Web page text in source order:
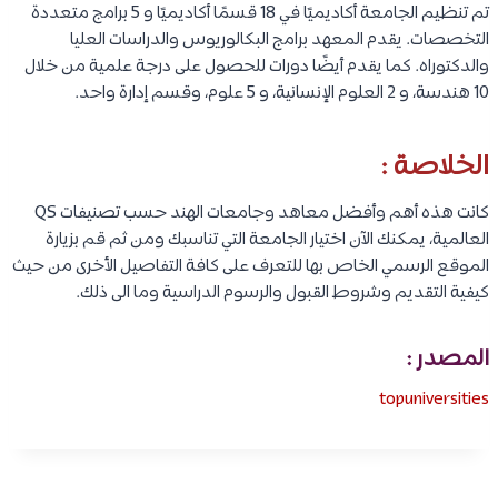
تم تنظيم الجامعة أكاديميًا في 18 قسمًا أكاديميًا و 5 برامج متعددة
التخصصات. يقدم المعهد برامج البكالوريوس والدراسات العليا
والدكتوراه. كما يقدم أيضًا دورات للحصول على درجة علمية من خلال
10 هندسة، و 2 العلوم الإنسانية، و 5 علوم، وقسم إدارة واحد.
الخلاصة :
كانت هذه أهم وأفضل معاهد وجامعات الهند حسب تصنيفات QS
العالمية، يمكنك الآن اختيار الجامعة التي تناسبك ومن ثم قم بزيارة
الموقع الرسمي الخاص بها للتعرف على كافة التفاصيل الأخرى من حيث
كيفية التقديم وشروط القبول والرسوم الدراسية وما الى ذلك.
المصدر :
topuniversities